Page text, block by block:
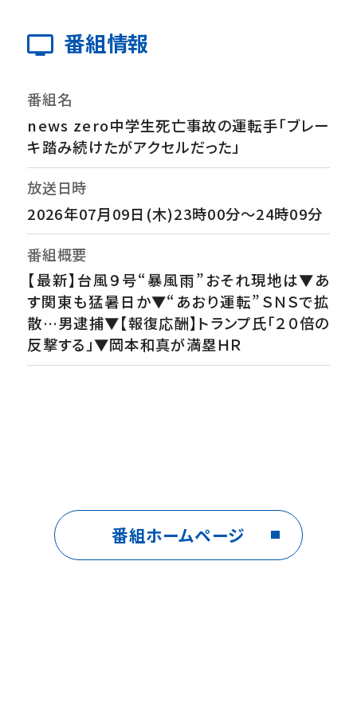
番組情報
番組名
news zero中学生死亡事故の運転手「ブレー
キ踏み続けたがアクセルだった」
放送日時
2026年07月09日(木)23時00分～24時09分
番組概要
【最新】台風９号“暴風雨”おそれ現地は▼あ
す関東も猛暑日か▼“あおり運転”ＳＮＳで拡
散…男逮捕▼【報復応酬】トランプ氏「２０倍の
反撃する」▼岡本和真が満塁ＨＲ
番組ホームページ